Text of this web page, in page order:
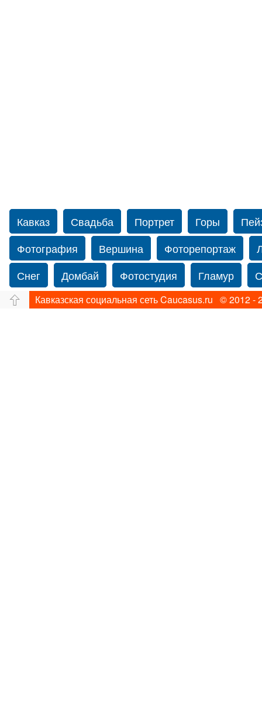
Кавказ Свадьба Портрет Горы
Фотография
Вершина Фоторепортаж
Снег
Домбай Фотостудия Гламур
Путешествие
Перевал Свадьба фото
Кавказская социальная сеть Caucasus.ru © 2012 -